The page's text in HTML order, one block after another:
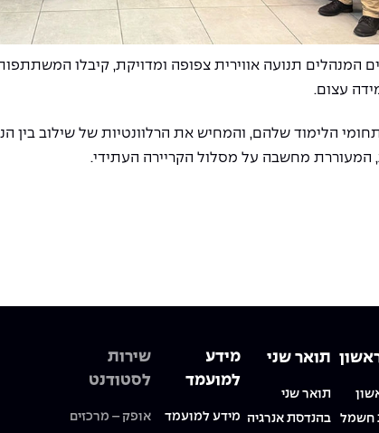
103 מטרים. ממעוף הציפור, לצד פקחים המנהלים תנועה אווירית צפופה ומדויקת,
עצום.
הלימוד שלהם, והמחיש את הרלוונטיות של שילוב בין
המעוררת מחשבה על מסלול הקריירה העתידי.
חשמל
תואר שני
תואר שני
בהנדסת אנרגיה
מידע
למועמד
מידע למועמד
שירות
לסטודנט
אופק – מרכזים